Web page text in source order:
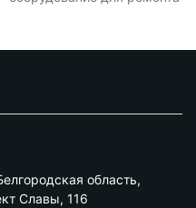
область,
Славы, 116